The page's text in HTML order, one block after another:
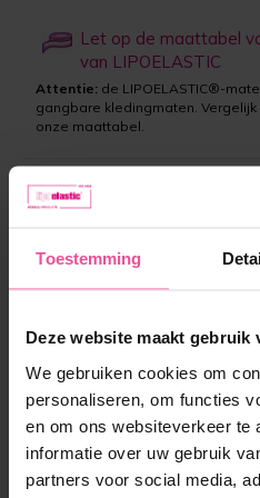
Toestemming
Deze website maakt gebruik
We gebruiken cookies om
personaliseren, om functies
en om ons websiteverkeer te
informatie over uw gebruik
partners voor social media,
Let op de maattabel
van LIPOELASTIC
Attentie: de LIPOELASTIC®-
gangbare kledingmaten.
onze maattabel.
Kies een kleur:
Maat: XS